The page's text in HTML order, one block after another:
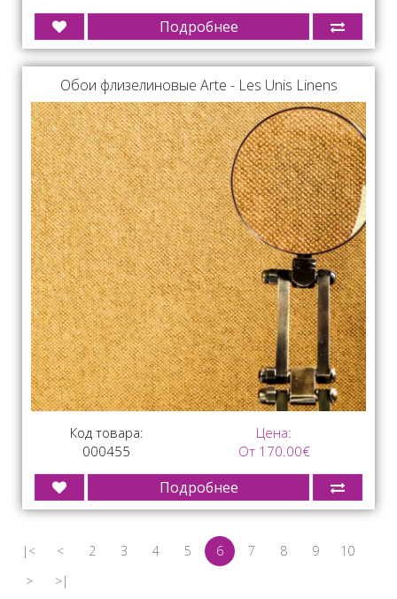
Подробнее
Обои флизелиновые Arte - Les Unis Linens
Код товара:
000455
Цена:
От 170.00€
Подробнее
|< < 2 3 4 5 6 7 8 9
10
>
>|